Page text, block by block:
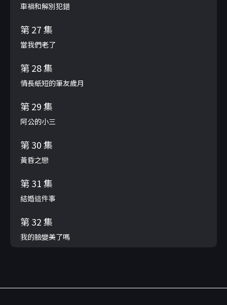
車禍和解別犯錯
第 27 集
當我們老了
第 28 集
情長紙短的筆友歲月
第 29 集
阿公的小三
第 30 集
黃昏之戀
第 31 集
結婚這件事
第 32 集
我的臉變美了嗎